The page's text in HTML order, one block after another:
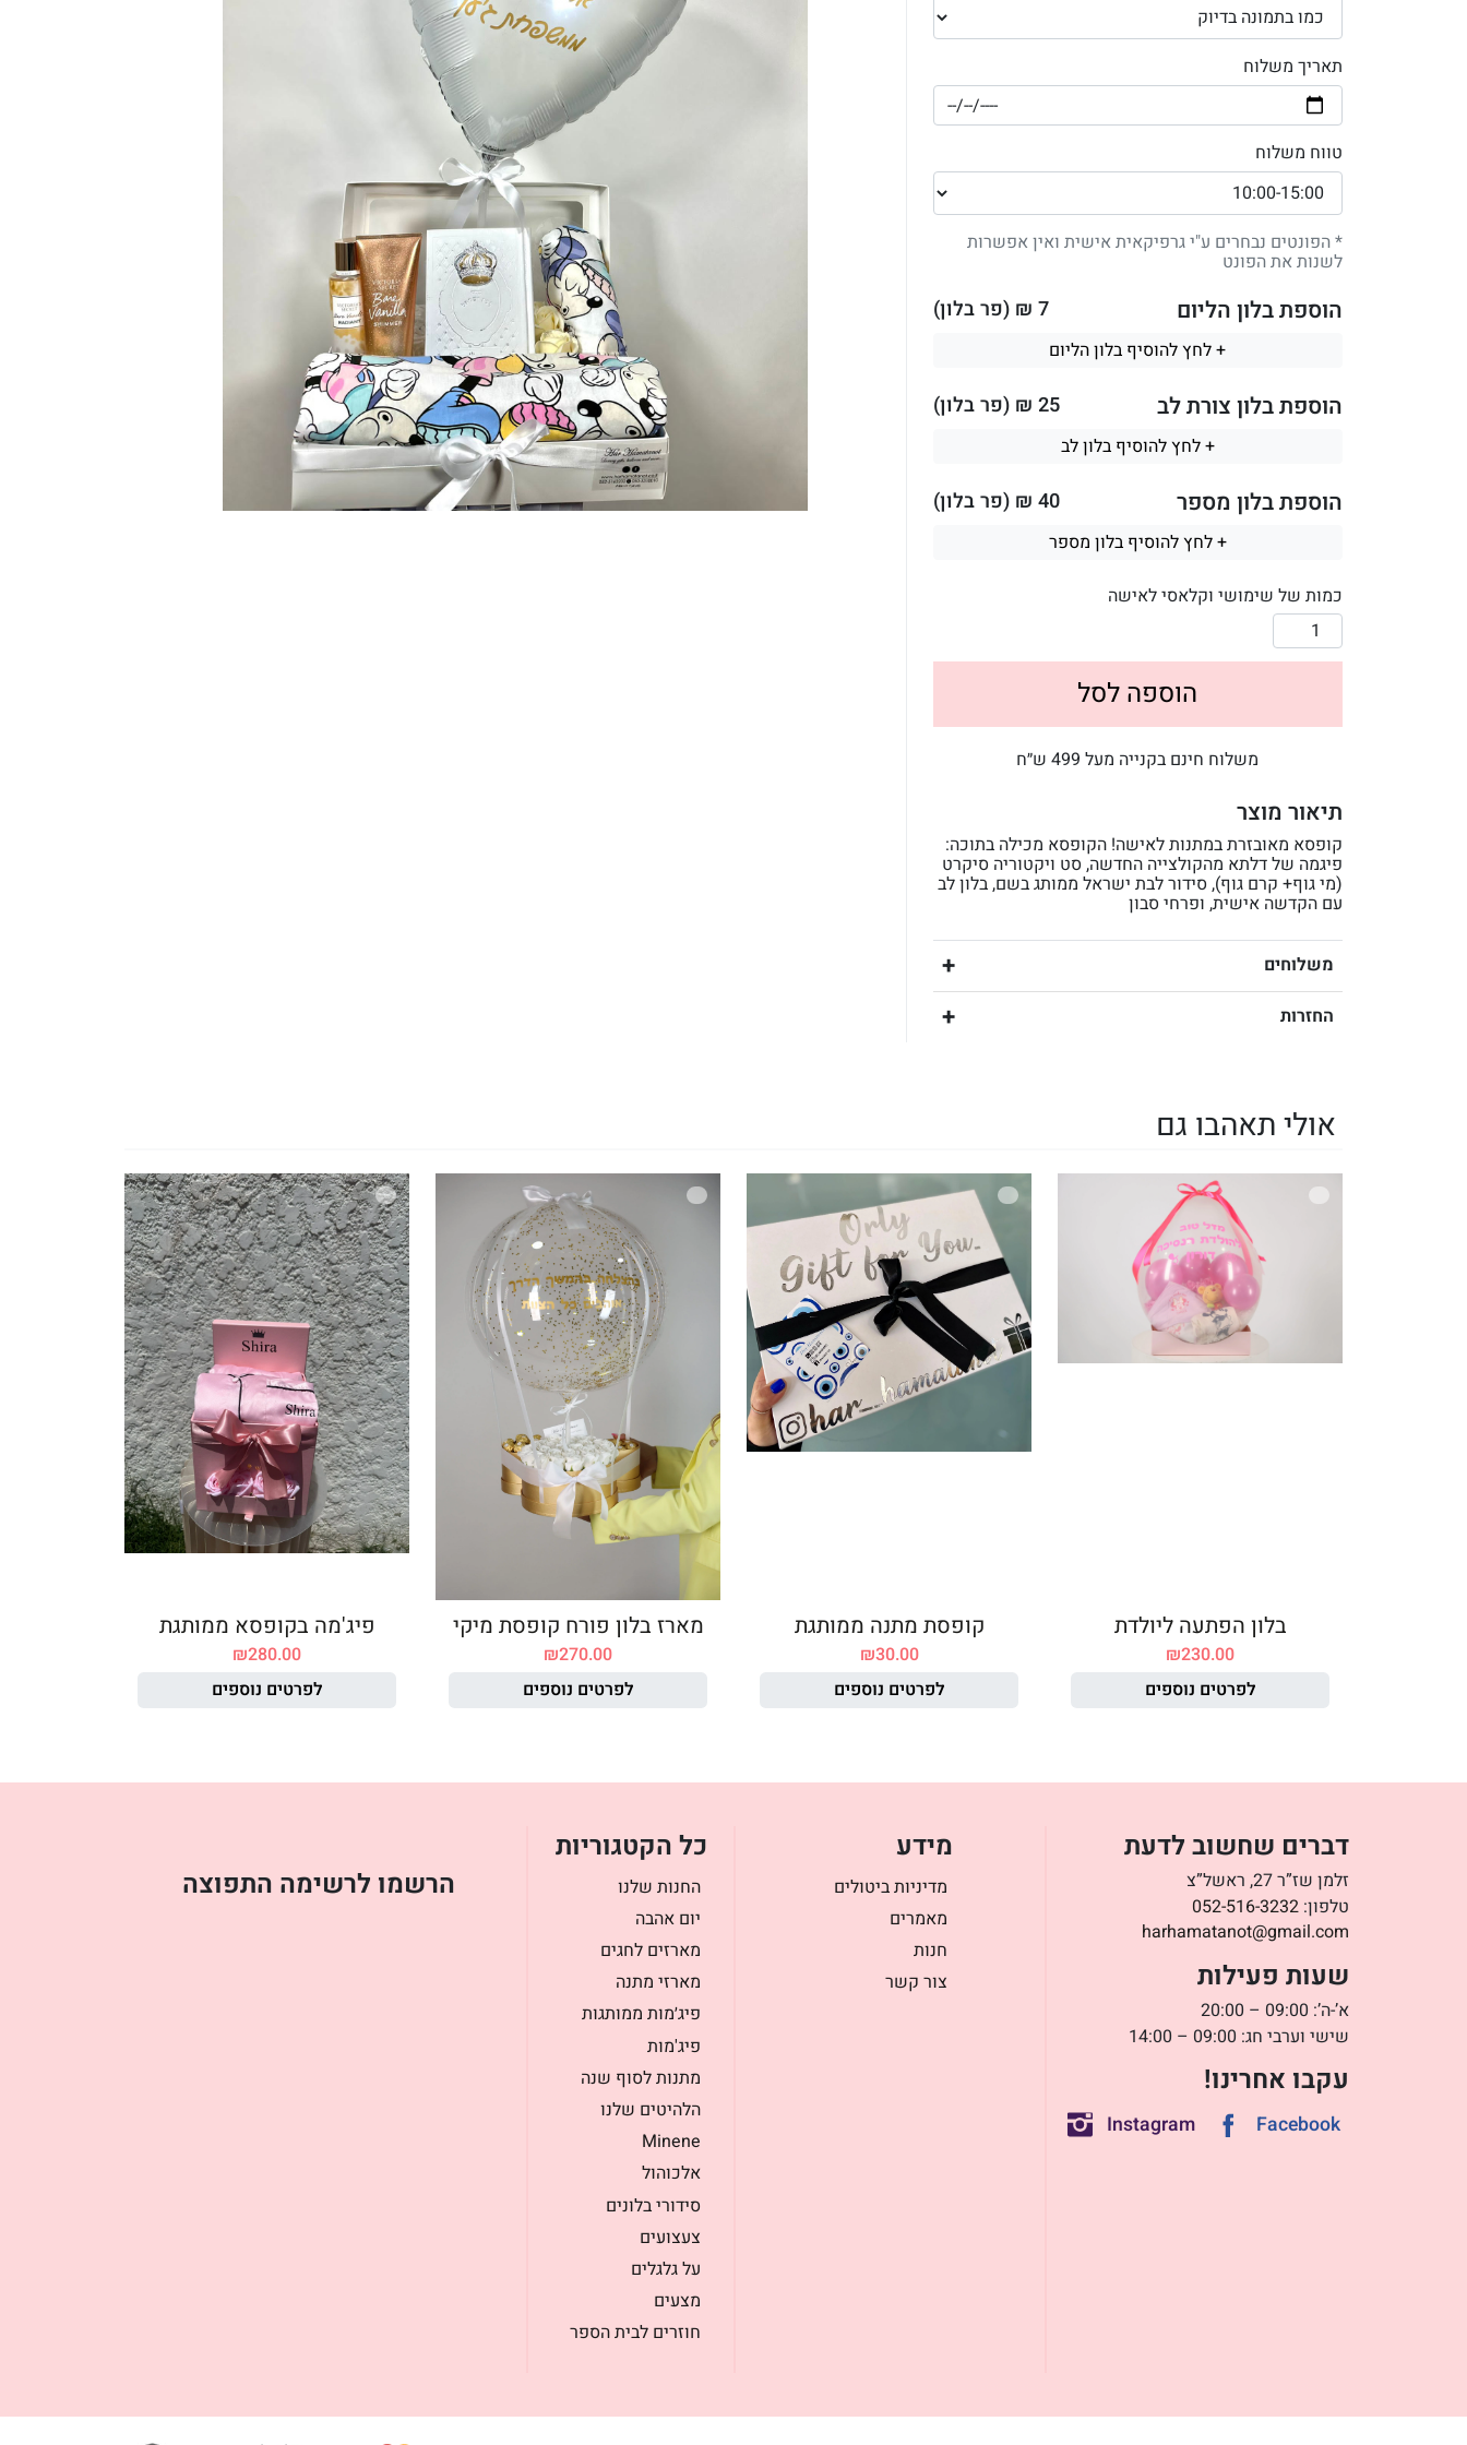
תאריך משלוח
טווח משלוח
* הפונטים נבחרים ע"י גרפיקאית אישית ואין אפשרות
לשנות את הפונט
הוספת בלון הליום 7 ₪ (פר בלון)
+ לחץ להוסיף בלון הליום
הוספת בלון צורת לב 25 ₪ (פר בלון)
+ לחץ להוסיף בלון לב
הוספת בלון מספר 40 ₪ (פר בלון)
+ לחץ להוסיף בלון מספר
כמות של שימושי וקלאסי לאישה
הוספה לסל
משלוח חינם בקנייה מעל 499 ש״ח
תיאור מוצר
קופסא מאובזרת במתנות לאישה! הקופסא מכילה בתוכה:
פיגמה של דלתא מהקולצייה החדשה, סט ויקטוריה סיקרט
(מי גוף+ קרם גוף), סידור לבת ישראל ממותג בשם, בלון לב
עם הקדשה אישית, ופרחי סבון
משלוחים
החזרות
אולי תאהבו גם
בלון הפתעה ליולדת
₪230.00
לפרטים נוספים
קופסת מתנה ממותגת
₪30.00
לפרטים נוספים
מארז בלון פורח קופסת מיקי
₪270.00
לפרטים נוספים
פיג'מה בקופסא ממותגת
₪280.00
לפרטים נוספים
דברים שחשוב לדעת
זלמן שז”ר 27, ראשל”צ
טלפון: 052-516-3232
harhamatanot@gmail.com
שעות פעילות
א’-ה’: 09:00 – 20:00
שישי וערבי חג: 09:00 – 14:00
עקבו אחרינו!
Facebook
Instagram
מידע
מדיניות ביטולים
מאמרים
חנות
צור קשר
כל הקטגוריות
החנות שלנו
יום אהבה
מארזים לחגים
מארזי מתנה
פיג׳מות ממותגות
פיג'מות
מתנות לסוף שנה
הלהיטים שלנו
Minene
אלכוהול
סידורי בלונים
צעצועים
על גלגלים
מצעים
חוזרים לבית הספר
הרשמו לרשימה התפוצה